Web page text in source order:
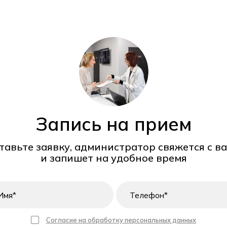
Запись на прием
заявку, администратор свяжется с
и запишет на удобное время
Согласие на обработку персональных данных